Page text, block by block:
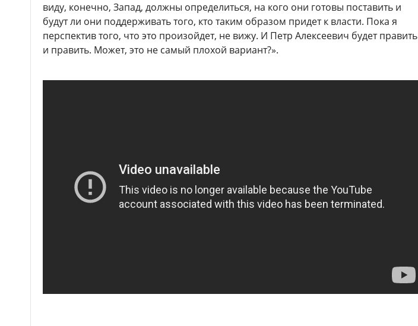
виду, конечно, Запад, должны определиться, на кого они готовы поставить и
будут ли они поддерживать того, кто таким образом придет к власти. Пока я
перспектив того, что это произойдет, не вижу. И Петр Алексеевич будет править
и править. Может, это не самый плохой вариант?».